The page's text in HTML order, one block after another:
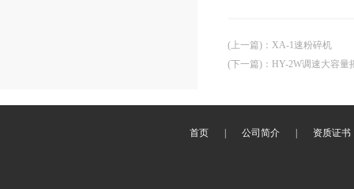
(上一篇) ： XA-1速粉碎机
(下一篇) ： HY-2W调速大容量
首页 公司简介 资质证书